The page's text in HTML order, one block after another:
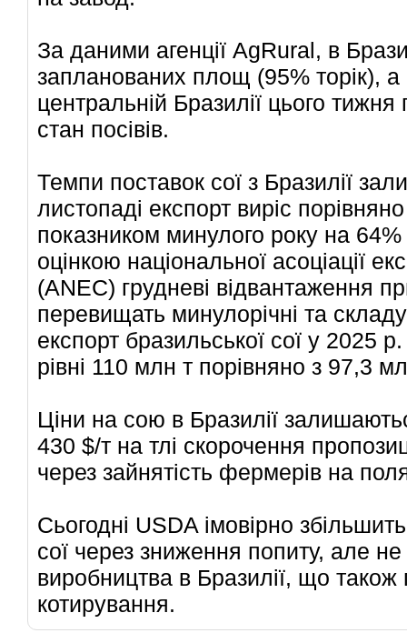
За даними агенції AgRural, в
запланованих площ (95% торік), а
центральній Бразилії цього
стан посівів.
Темпи поставок сої з Бразилії
листопаді експорт виріс
показником минулого року на
оцінкою національної асоціації
(ANEC) грудневі відвантаження
перевищать минулорічні та
експорт бразильської сої у 2025
рівні 110 млн т порівняно з 97,3
Ціни на сою в Бразилії
430 $/т на тлі скорочення
через зайнятість фермерів на
Сьогодні USDA імовірно
сої через зниження попиту, але
виробництва в Бразилії, що також
котирування.